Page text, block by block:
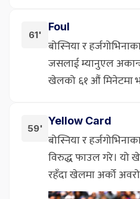
61'
Foul
बोस्निया र
जसलाई म्यानुएल
खेलको ६१ औं मिनेटमा
59'
Yellow Card
बोस्निया र
विरुद्ध फाउल गरे। यो
रहँदा खेलमा अर्को